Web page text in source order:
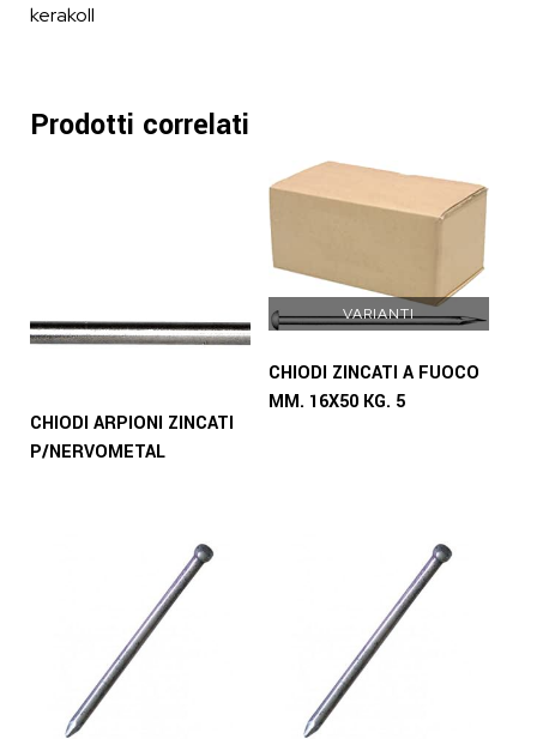
kerakoll
Prodotti correlati
CHIODI ARPIONI ZINCATI
P/NERVOMETAL
VARIANTI
CHIODI ZINCATI A FUOCO
MM. 16X50 KG. 5